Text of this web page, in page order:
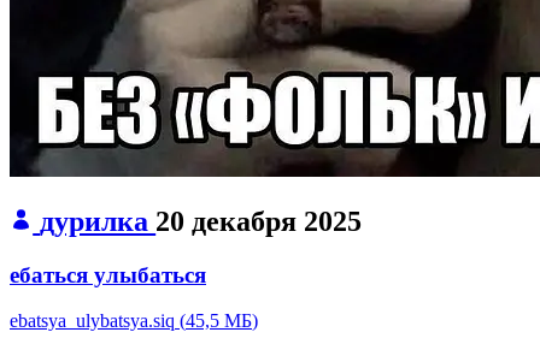
дурилка 20 декабря 2025
ебаться улыбаться
ebatsya_ulybatsya.siq (45,5 МБ)